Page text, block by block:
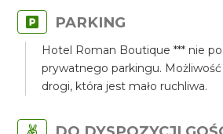
PARKING
Hotel Roman Boutique *** nie
prywatnego parkingu. Możliwość
drogi, która jest mało ruchliwa.